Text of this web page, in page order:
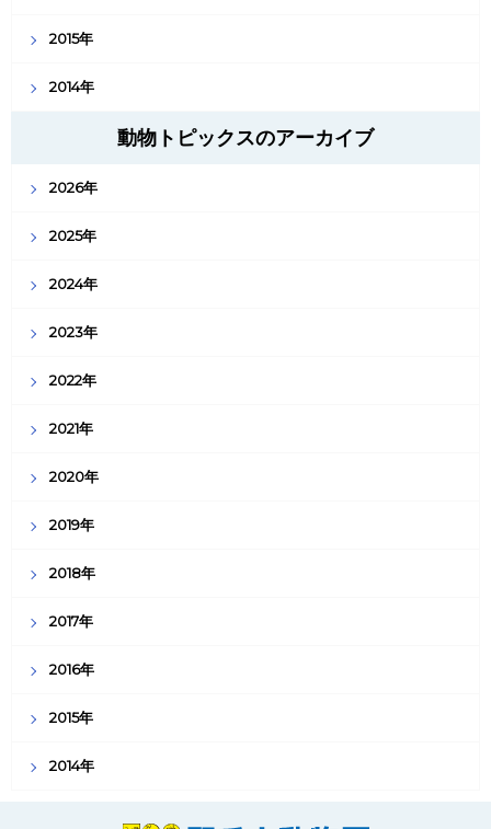
2015年
2014年
動物トピックスのアーカイブ
2026年
2025年
2024年
2023年
2022年
2021年
2020年
2019年
2018年
2017年
2016年
2015年
2014年